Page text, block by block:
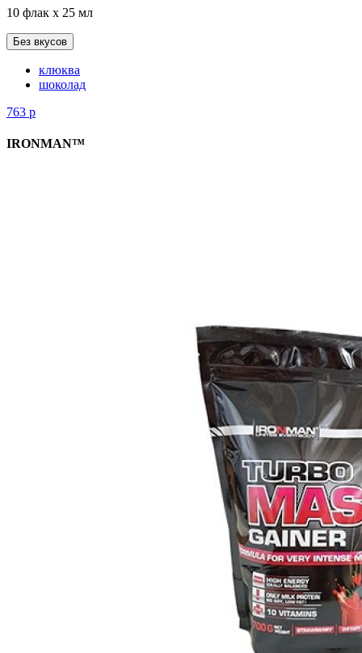
10 флак х 25 мл
Без вкусов
клюква
шоколад
763 р
IRONMAN™